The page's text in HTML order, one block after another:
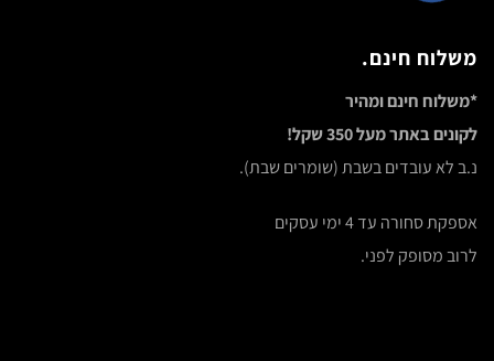
משלוח חינם.
*משלוח חינם ומהיר
לקונים באתר מעל 350 שקל!
נ.ב לא עובדים בשבת (שומרים שבת).
אספקת סחורה עד 4 ימי עסקים
לרוב מסופק לפני.